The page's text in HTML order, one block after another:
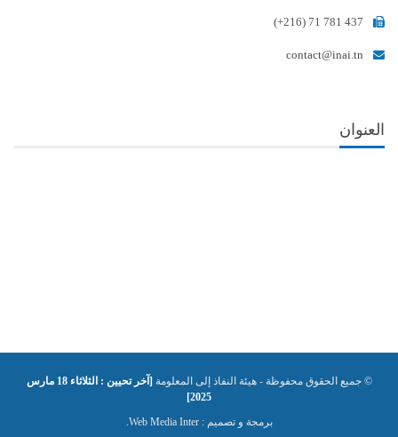
(+216) 71 781 437
contact@inai.tn
العنوان
© جميع الحقوق محفوظة - هيئة النفاذ إلى المعلومة
[آخر تحيين : الثلاثاء 18 مارس
2025]
برمجة و تصميم :Web Media Inter.